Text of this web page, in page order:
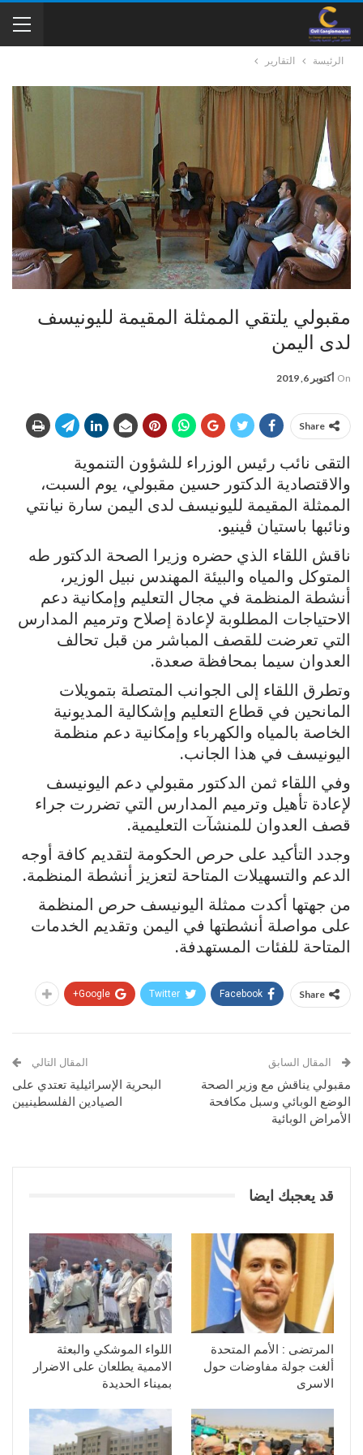
الرئيسة التقارير
مقبولي يلتقي الممثلة المقيمة لليونيسف
لدى اليمن
On أكتوبر 6, 2019
Share
التقى نائب رئيس الوزراء للشؤون التنموية
والاقتصادية الدكتور حسين مقبولي، يوم السبت،
الممثلة المقيمة لليونيسف لدى اليمن سارة نيانتي
ونائبها باستيان ڤينيو.
ناقش اللقاء الذي حضره وزيرا الصحة الدكتور طه
المتوكل والمياه والبيئة المهندس نبيل الوزير،
أنشطة المنظمة في مجال التعليم وإمكانية دعم
الاحتياجات المطلوبة لإعادة إصلاح وترميم المدارس
التي تعرضت للقصف المباشر من قبل تحالف
العدوان سيما بمحافظة صعدة.
وتطرق اللقاء إلى الجوانب المتصلة بتمويلات
المانحين في قطاع التعليم وإشكالية المديونية
الخاصة بالمياه والكهرباء وإمكانية دعم منظمة
اليونيسف في هذا الجانب.
وفي اللقاء ثمن الدكتور مقبولي دعم اليونيسف
لإعادة تأهيل وترميم المدارس التي تضررت جراء
قصف العدوان للمنشآت التعليمية.
وجدد التأكيد على حرص الحكومة لتقديم كافة أوجه
الدعم والتسهيلات المتاحة لتعزيز أنشطة المنظمة.
من جهتها أكدت ممثلة اليونيسف حرص المنظمة
على مواصلة أنشطتها في اليمن وتقديم الخدمات
المتاحة للفئات المستهدفة.
Share
Facebook
Twitter
Google+
المقال السابق
مقبولي يناقش مع وزير الصحة
الوضع الوبائي وسبل مكافحة
الأمراض الوبائية
المقال التالي
البحرية الإسرائيلية تعتدي على
الصيادين الفلسطينيين
قد يعجبك ايضا
المرتضى : الأمم المتحدة
ألغت جولة مفاوضات حول
الاسرى
اللواء الموشكي والبعثة
الاممية يطلعان على الاضرار
بميناء الحديدة